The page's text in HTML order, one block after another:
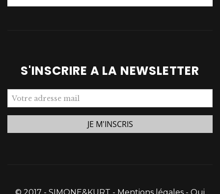
S'INSCRIRE A LA NEWSLETTER